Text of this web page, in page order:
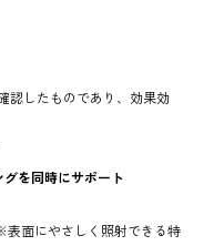
認したものであり、効果効
を同時にサポート
面にやさしく照射できる特